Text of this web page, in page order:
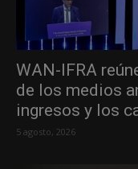
WAN-IFRA
de los medios
ingresos y los
5 agosto, 2026